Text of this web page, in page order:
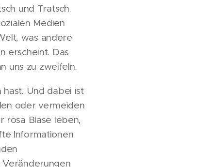
und Tratsch
Medien
was andere
erscheint. Das
uns zu zweifeln.
Und dabei ist
oder vermeiden
rosa Blase leben,
Informationen